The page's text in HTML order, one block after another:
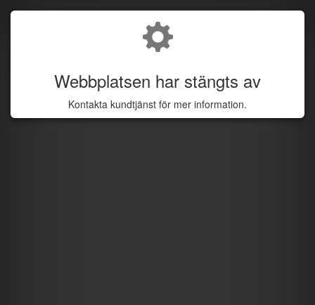
Webbplatsen har stängts av
Kontakta kundtjänst för mer information.